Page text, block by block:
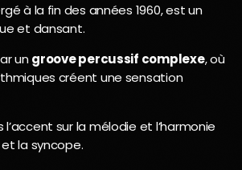
à la fin des années 1960, est un
et dansant.
ungroove percussif complexe, où
créent une sensation
sur la mélodie et l’harmonie
la syncope.